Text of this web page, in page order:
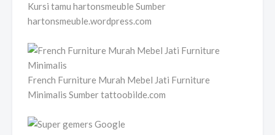
Kursi tamu hartonsmeuble Sumber
hartonsmeuble.wordpress.com
French Furniture Murah Mebel Jati Furniture
Minimalis Sumber tattoobilde.com